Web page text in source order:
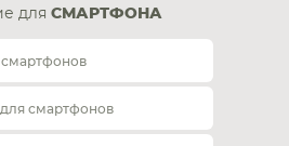
для СМАРТФОНА
смартфонов